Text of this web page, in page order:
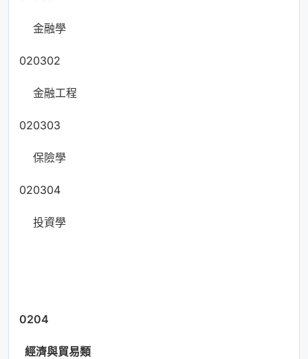
金融學
020302
金融工程
020303
保險學
020304
投資學
0204
經濟與貿易類